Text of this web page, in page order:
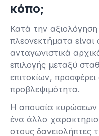
κόπο;
Κατά την
πλεονεκτήματα
ανταγωνιστικά
επιλογής μεταξύ
επιτοκίων, προσφέρει
προβλεψιμότητα.
Η απουσία κυρώσεων
ένα άλλο
στους δανειολήπτες